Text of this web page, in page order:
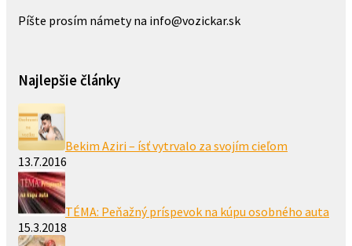
Píšte prosím námety na info@vozickar.sk
Najlepšie články
Bekim Aziri – ísť vytrvalo za svojím cieľom
13.7.2016
TÉMA: Peňažný príspevok na kúpu osobného auta
15.3.2018